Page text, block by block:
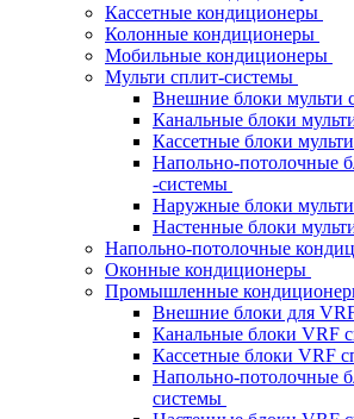
Кассетные кондиционеры
Колонные кондиционеры
Мобильные кондиционеры
Мульти сплит-системы
Внешние блоки мульти
Канальные блоки
Кассетные блоки
Напольно-потолочные
-системы
Наружные блоки
Настенные блоки
Напольно-потолочные
Оконные кондиционеры
Промышленные
Внешние блоки для
Канальные блоки VRF
Кассетные блоки VRF
Напольно-потолочные
системы